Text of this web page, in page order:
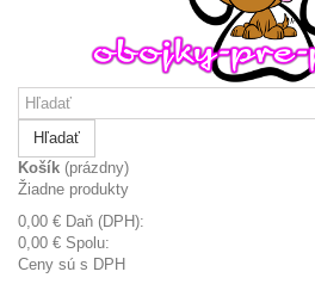
Hľadať
Košík (prázdny)
Žiadne produkty
0,00 € Daň (DPH):
0,00 € Spolu:
Ceny sú s DPH